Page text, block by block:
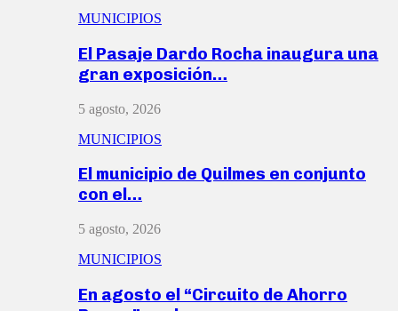
MUNICIPIOS
El Pasaje Dardo Rocha inaugura una
gran exposición…
5 agosto, 2026
MUNICIPIOS
El municipio de Quilmes en conjunto
con el…
5 agosto, 2026
MUNICIPIOS
En agosto el “Circuito de Ahorro